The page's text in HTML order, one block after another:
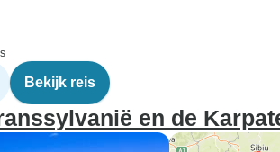
Bekijk reis
en de